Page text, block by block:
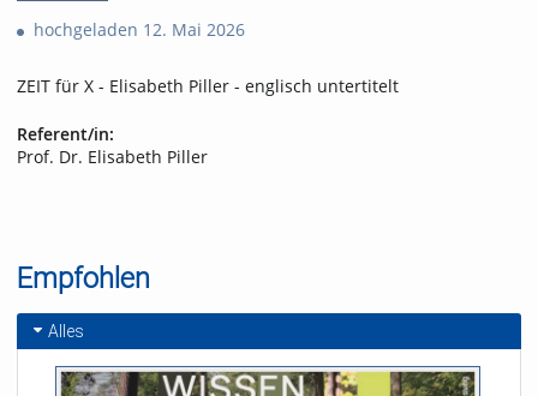
hochgeladen 12. Mai 2026
ZEIT für X - Elisabeth Piller - englisch untertitelt
Referent/in:
Prof. Dr. Elisabeth Piller
Empfohlen
Alles